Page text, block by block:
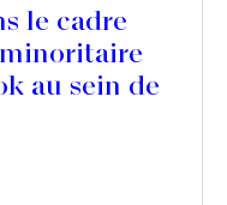
le cadre
au sein de